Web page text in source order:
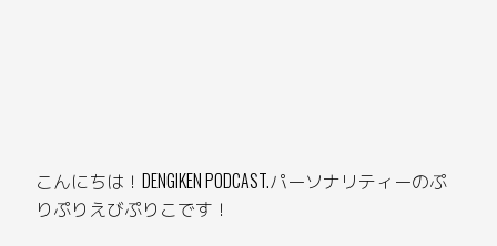
こんにちは！DENGIKEN PODCAST.パーソナリティーのぷ
りぷりえびぷりこです！